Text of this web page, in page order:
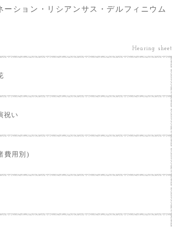
ーション・リシアンサス・デルフィニウム
Hearing sheet
祝い
費用別)